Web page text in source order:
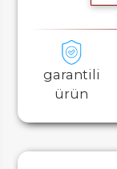
garantili
ürün